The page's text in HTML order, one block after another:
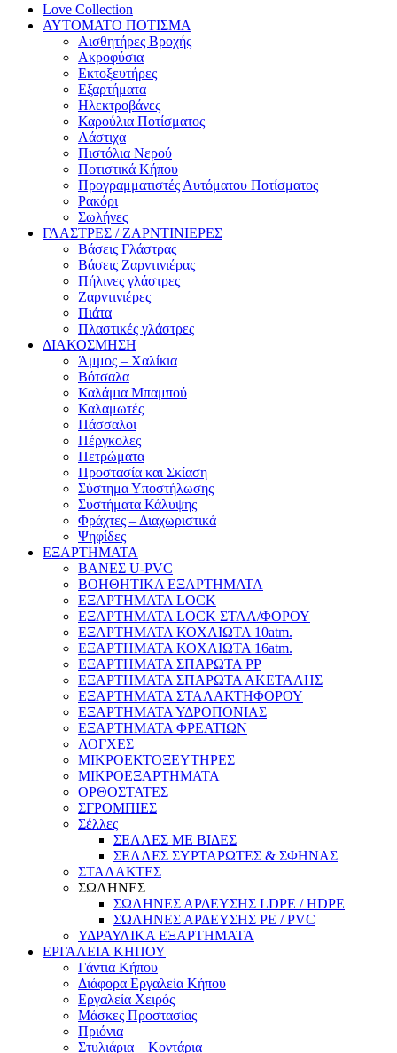
Love Collection
ΑΥΤΟΜΑΤΟ ΠΟΤΙΣΜΑ
Αισθητήρες Βροχής
Ακροφύσια
Εκτοξευτήρες
Εξαρτήματα
Ηλεκτροβάνες
Καρούλια Ποτίσματος
Λάστιχα
Πιστόλια Νερού
Ποτιστικά Κήπου
Προγραμματιστές Αυτόματου Ποτίσματος
Ρακόρι
Σωλήνες
ΓΛΑΣΤΡΕΣ / ΖΑΡΝΤΙΝΙΕΡΕΣ
Βάσεις Γλάστρας
Βάσεις Ζαρντινιέρας
Πήλινες γλάστρες
Ζαρντινιέρες
Πιάτα
Πλαστικές γλάστρες
ΔΙΑΚΟΣΜΗΣΗ
Άμμος – Χαλίκια
Βότσαλα
Καλάμια Μπαμπού
Καλαμωτές
Πάσσαλοι
Πέργκολες
Πετρώματα
Προστασία και Σκίαση
Σύστημα Υποστήλωσης
Συστήματα Κάλυψης
Φράχτες – Διαχωριστικά
Ψηφίδες
ΕΞΑΡΤΗΜΑΤΑ
ΒΑΝΕΣ U-PVC
ΒΟΗΘΗΤΙΚΑ ΕΞΑΡΤΗΜΑΤΑ
ΕΞΑΡΤΗΜΑΤΑ LOCK
ΕΞΑΡΤΗΜΑΤΑ LOCK ΣΤΑΛ/ΦΟΡΟΥ
ΕΞΑΡΤΗΜΑΤΑ ΚΟΧΛΙΩΤΑ 10atm.
ΕΞΑΡΤΗΜΑΤΑ ΚΟΧΛΙΩΤΑ 16atm.
ΕΞΑΡΤΗΜΑΤΑ ΣΠΑΡΩΤΑ PP
ΕΞΑΡΤΗΜΑΤΑ ΣΠΑΡΩΤΑ ΑΚΕΤΑΛΗΣ
ΕΞΑΡΤΗΜΑΤΑ ΣΤΑΛΑΚΤΗΦΟΡΟΥ
ΕΞΑΡΤΗΜΑΤΑ ΥΔΡΟΠΟΝΙΑΣ
ΕΞΑΡΤΗΜΑΤΑ ΦΡΕΑΤΙΩΝ
ΛΟΓΧΕΣ
ΜΙΚΡΟΕΚΤΟΞΕΥΤΗΡΕΣ
ΜΙΚΡΟΕΞΑΡΤΗΜΑΤΑ
ΟΡΘΟΣΤΑΤΕΣ
ΣΓΡΟΜΠΙΕΣ
Σέλλες
ΣΕΛΛΕΣ ΜΕ ΒΙΔΕΣ
ΣΕΛΛΕΣ ΣΥΡΤΑΡΩΤΕΣ & ΣΦΗΝΑΣ
ΣΤΑΛΑΚΤΕΣ
ΣΩΛΗΝΕΣ
ΣΩΛΗΝΕΣ ΑΡΔΕΥΣΗΣ LDPE / HDPE
ΣΩΛΗΝΕΣ ΑΡΔΕΥΣΗΣ PE / PVC
ΥΔΡΑΥΛΙΚΑ ΕΞΑΡΤΗΜΑΤΑ
ΕΡΓΑΛΕΙΑ ΚΗΠΟΥ
Γάντια Κήπου
Διάφορα Εργαλεία Κήπου
Εργαλεία Χειρός
Μάσκες Προστασίας
Πριόνια
Στυλιάρια – Κοντάρια